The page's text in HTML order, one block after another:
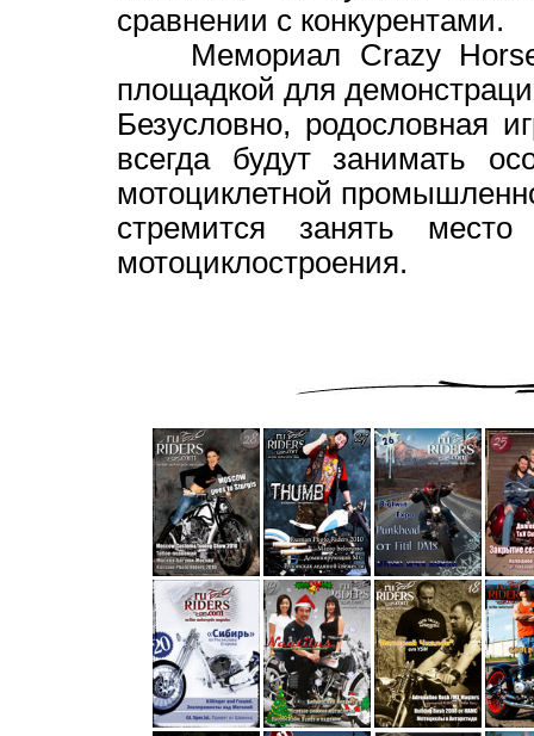
сравнении с конкурентами.
Мемориал Crazy Horse
площадкой для
Безусловно, родословная
всегда будут занимать
мотоциклетной
стремится занять
мотоциклостроения.